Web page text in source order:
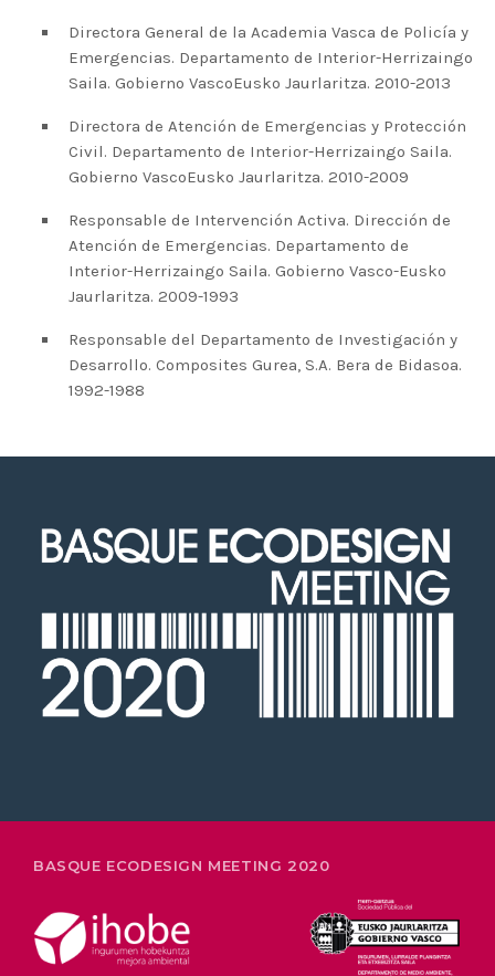
Directora General de la Academia Vasca de Policía y
Emergencias. Departamento de Interior-Herrizaingo
Saila. Gobierno VascoEusko Jaurlaritza. 2010-2013
Directora de Atención de Emergencias y Protección
Civil. Departamento de Interior-Herrizaingo Saila.
Gobierno VascoEusko Jaurlaritza. 2010-2009
Responsable de Intervención Activa. Dirección de
Atención de Emergencias. Departamento de
Interior-Herrizaingo Saila. Gobierno Vasco-Eusko
Jaurlaritza. 2009-1993
Responsable del Departamento de Investigación y
Desarrollo. Composites Gurea, S.A. Bera de Bidasoa.
1992-1988
BASQUE ECODESIGN MEETING 2020